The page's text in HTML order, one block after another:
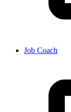
Job Coach